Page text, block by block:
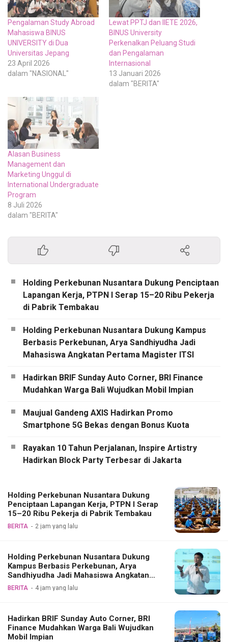
Pengalaman Study Abroad
Mahasiswa BINUS
UNIVERSITY di Dua
Universitas Jepang
23 April 2026
dalam "NASIONAL"
Lewat PPTJ dan IIETE 2026,
BINUS University
Perkenalkan Peluang Studi
dan Pengalaman
Internasional
13 Januari 2026
dalam "BERITA"
Alasan Business
Management dan
Marketing Unggul di
International Undergraduate
Program
8 Juli 2026
dalam "BERITA"
Holding Perkebunan Nusantara Dukung Penciptaan
Lapangan Kerja, PTPN I Serap 15–20 Ribu Pekerja
di Pabrik Tembakau
Holding Perkebunan Nusantara Dukung Kampus
Berbasis Perkebunan, Arya Sandhiyudha Jadi
Mahasiswa Angkatan Pertama Magister ITSI
Hadirkan BRIF Sunday Auto Corner, BRI Finance
Mudahkan Warga Bali Wujudkan Mobil Impian
Maujual Gandeng AXIS Hadirkan Promo
Smartphone 5G Bekas dengan Bonus Kuota
Rayakan 10 Tahun Perjalanan, Inspire Artistry
Hadirkan Block Party Terbesar di Jakarta
Holding Perkebunan Nusantara Dukung
Penciptaan Lapangan Kerja, PTPN I Serap
15–20 Ribu Pekerja di Pabrik Tembakau
BERITA 2 jam yang lalu
Holding Perkebunan Nusantara Dukung
Kampus Berbasis Perkebunan, Arya
Sandhiyudha Jadi Mahasiswa Angkatan
Pertama Magister ITSI
BERITA 4 jam yang lalu
Hadirkan BRIF Sunday Auto Corner, BRI
Finance Mudahkan Warga Bali Wujudkan
Mobil Impian